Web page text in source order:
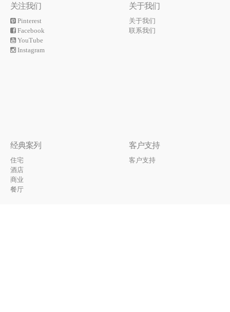
关注我们
Pinterest
Facebook
YouTube
Instagram
关于我们
关于我们
联系我们
经典案列
住宅
酒店
商业
餐厅
客户支持
客户支持